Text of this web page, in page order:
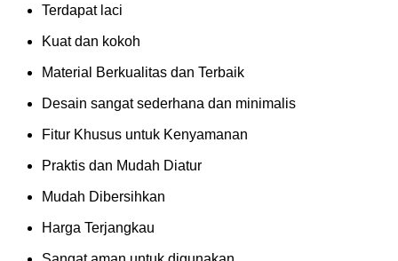
Terdapat laci
Kuat dan kokoh
Material Berkualitas dan Terbaik
Desain sangat sederhana dan minimalis
Fitur Khusus untuk Kenyamanan
Praktis dan Mudah Diatur
Mudah Dibersihkan
Harga Terjangkau